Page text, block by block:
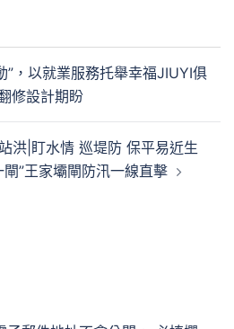
”，以就業服務托舉幸福JIUYI俱
修設計期盼
洪|盯水情 巡堤防 保平易近生
”王家壩閘防汛一線直擊